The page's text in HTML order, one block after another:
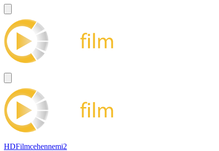
HDFilmcehennemi2